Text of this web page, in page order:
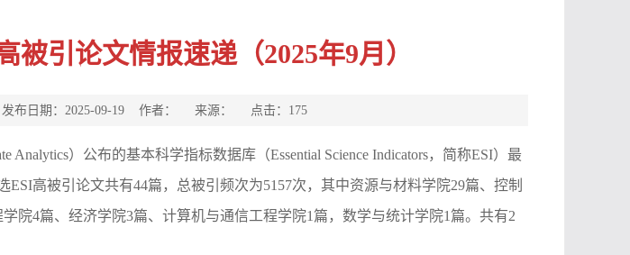
被引论文情报速递（2025年9月）
发布日期：2025-09-19 作者： 来源： 点击： 175
Analytics）公布的基本科学指标数据库（Essential Science Indicators，简称ESI）最
高被引论文共有44篇，总被引频次为5157次，其中资源与材料学院29篇、控制
院4篇、经济学院3篇、计算机与通信工程学院1篇，数学与统计学院1篇。共有2